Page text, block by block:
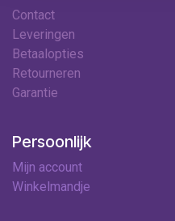
Contact
Leveringen
Betaalopties
Retourneren
Garantie
Persoonlijk
Mijn account
Winkelmandje